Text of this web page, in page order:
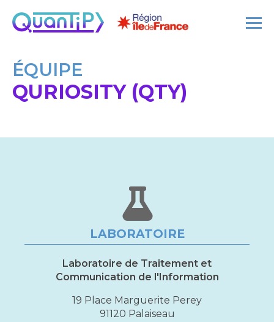
ÉQUIPE
QURIOSITY (QTY)
LABORATOIRE
Laboratoire de Traitement et
Communication de l'Information
19 Place Marguerite Perey
91120 Palaiseau